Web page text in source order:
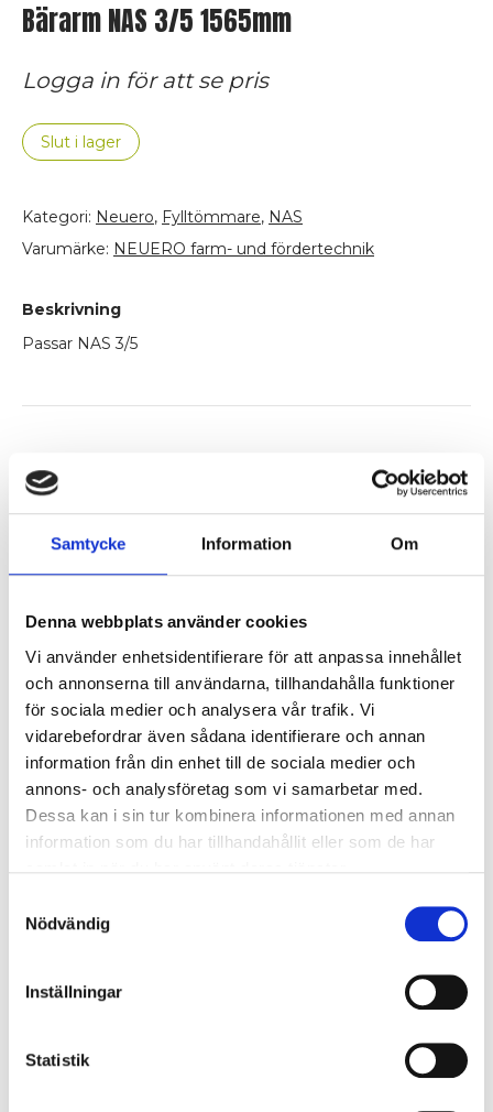
Samtycke Information Om
Denna webbplats använder cookies
Vi använder enhetsidentifierare för att anpassa innehållet
och annonserna till användarna, tillhandahålla funktioner
för sociala medier och analysera vår trafik. Vi
vidarebefordrar även sådana identifierare och annan
information från din enhet till de sociala medier och
annons- och analysföretag som vi samarbetar med.
Dessa kan i sin tur kombinera informationen med annan
information som du har tillhandahållit eller som de har
Nödvändig
Inställningar
Statistik
Bärarm NAS 3/5 1565mm
Logga in för att se pris
Slut i lager
Kategori: Neuero, Fylltömmare, NAS
Varumärke: NEUERO farm- und fördertechnik
Beskrivning
Passar NAS 3/5
Ytterligare information
OEM Nr. 2490015
NAS Fylltömmare
Relaterade produkter
Logga in för att se pris
Fräshjulsben, fast 12 håls
Logga in för att se pris